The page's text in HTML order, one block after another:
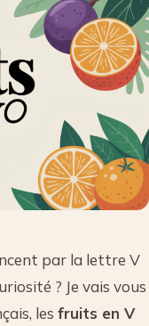
par la lettre V
? Je vais vous
les fruits en V